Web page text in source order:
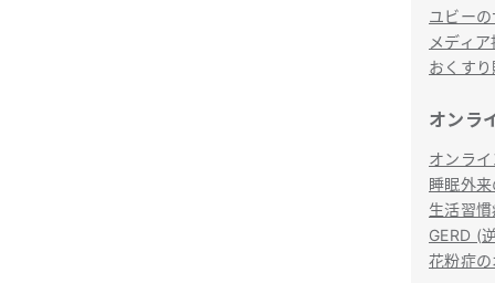
ユビー
メディ
おくす
オンラ
オンラ
睡眠外
生活習
GERD (
花粉症